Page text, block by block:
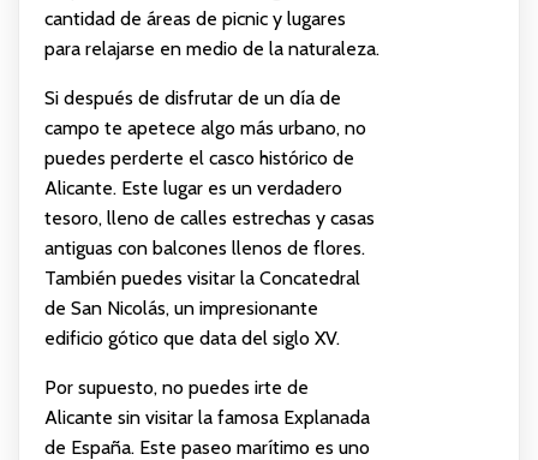
cantidad de áreas de picnic y lugares
para relajarse en medio de la naturaleza.
Si después de disfrutar de un día de
campo te apetece algo más urbano, no
puedes perderte el casco histórico de
Alicante. Este lugar es un verdadero
tesoro, lleno de calles estrechas y casas
antiguas con balcones llenos de flores.
También puedes visitar la Concatedral
de San Nicolás, un impresionante
edificio gótico que data del siglo XV.
Por supuesto, no puedes irte de
Alicante sin visitar la famosa Explanada
de España. Este paseo marítimo es uno